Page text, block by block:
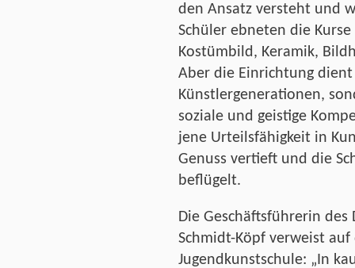
den Ansatz versteht und
Schüler ebneten die
Kostümbild, Keramik,
Aber die Einrichtung
Künstlergenerationen,
soziale und geistige
jene Urteilsfähigkeit in
Genuss vertieft und die
beflügelt.
Die Geschäftsführerin
Schmidt-Köpf verweist
Jugendkunstschule: „In